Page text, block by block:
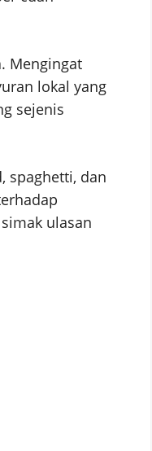
Mengingat
lokal yang
sejenis
spaghetti, dan
ulasan